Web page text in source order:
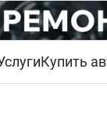
Купить